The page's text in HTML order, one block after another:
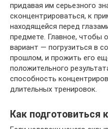
придавая им серьезного
сконцентрироваться, к
находящейся перед
предмете. Главное, чтобы
вариант — погрузиться в
прошлом, и прожить его
положительного
способность
длительных тренировок.
Как подготовиться